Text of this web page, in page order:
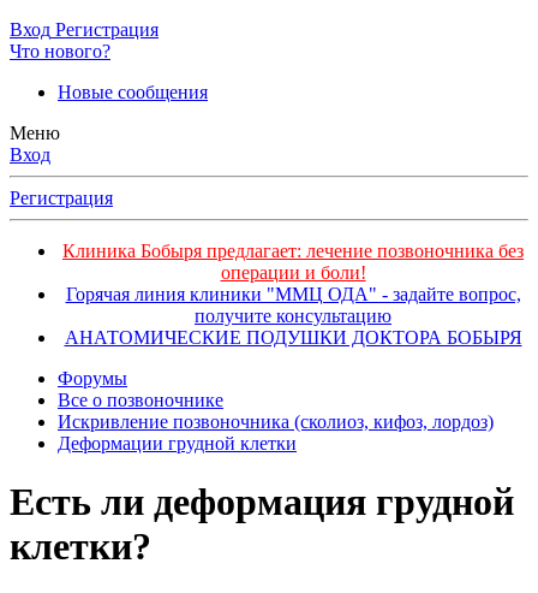
Вход Регистрация
Что нового?
Новые сообщения
Меню
Вход
Регистрация
Клиника Бобыря предлагает: лечение позвоночника без
операции и боли!
Горячая линия клиники "ММЦ ОДА" - задайте вопрос,
получите консультацию
АНАТОМИЧЕСКИЕ ПОДУШКИ ДОКТОРА БОБЫРЯ
Форумы
Все о позвоночнике
Искривление позвоночника (сколиоз, кифоз, лордоз)
Деформации грудной клетки
Есть ли деформация грудной
клетки?